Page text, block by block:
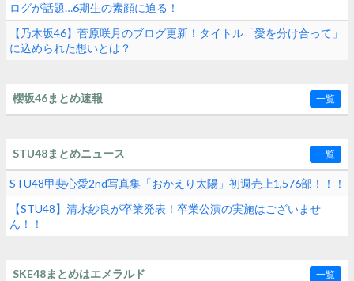
ログが話題…6期生の素顔に迫る！
【乃木坂46】菅原咲月のブログ更新！タイトル「愛を分け合って」
に込められた想いとは？
櫻坂46まとめ速報 一覧
STU48まとめニュース 一覧
STU48甲斐心愛2nd写真集「おかえり太陽」初週売上1,576部！！！
【STU48】清水紗良が卒業発表！卒業公演の実施はございませ
ん！！
SKE48まとめはエメラルド 一覧